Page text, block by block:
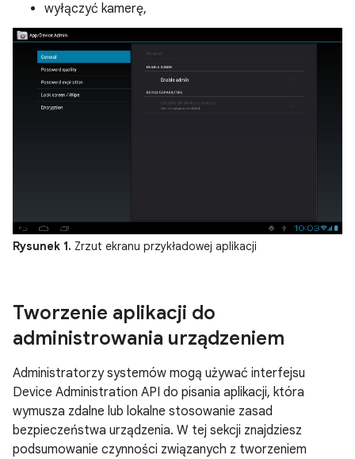
wyłączyć kamerę,
Rysunek 1. Zrzut ekranu przykładowej aplikacji
Tworzenie aplikacji do
administrowania urządzeniem
Administratorzy systemów mogą używać interfejsu
Device Administration API do pisania aplikacji, która
wymusza zdalne lub lokalne stosowanie zasad
bezpieczeństwa urządzenia. W tej sekcji znajdziesz
podsumowanie czynności związanych z tworzeniem